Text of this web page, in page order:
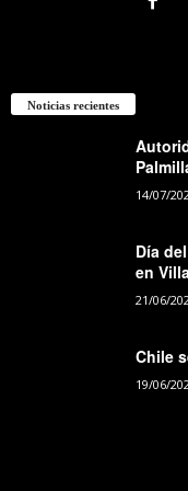
Noticias recientes
14/07/
Día
en
21/06/
Chile
19/06/